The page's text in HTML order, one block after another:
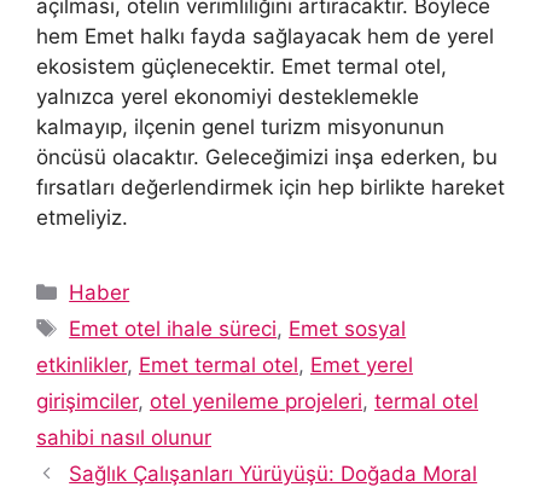
açılması, otelin verimliliğini artıracaktır. Böylece
hem Emet halkı fayda sağlayacak hem de yerel
ekosistem güçlenecektir. Emet termal otel,
yalnızca yerel ekonomiyi desteklemekle
kalmayıp, ilçenin genel turizm misyonunun
öncüsü olacaktır. Geleceğimizi inşa ederken, bu
fırsatları değerlendirmek için hep birlikte hareket
etmeliyiz.
Kategoriler
Haber
Etiketler
Emet otel ihale süreci, Emet sosyal
etkinlikler, Emet termal otel, Emet yerel
girişimciler, otel yenileme projeleri, termal otel
sahibi nasıl olunur
Sağlık Çalışanları Yürüyüşü: Doğada Moral